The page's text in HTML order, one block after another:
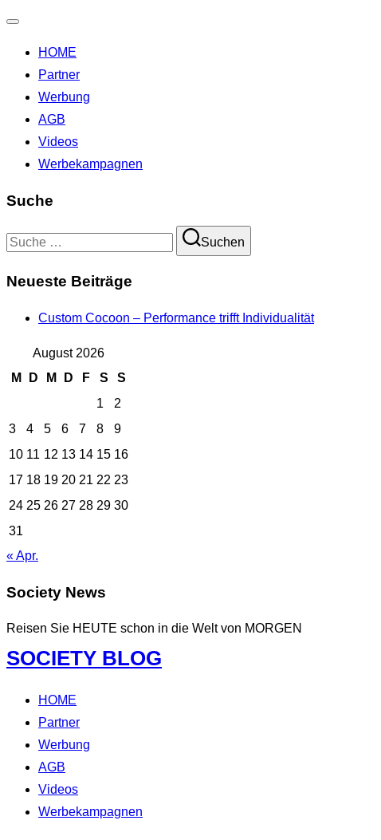
umschalten
HOME
Partner
Werbung
AGB
Videos
Werbekampagnen
Suche
Suchen
Suchen
Neueste Beiträge
Custom Cocoon – Performance trifft Individualität
August 2026
M
D M D F S
S
1
2
3
4 5 6 7 8
9
10 11 12 13 14 15 16
17 18 19 20 21 22 23
24 25 26 27 28 29 30
31
« Apr.
Society News
Reisen Sie HEUTE schon in die Welt von MORGEN
Zum
Inhalt
springen
SOCIETY BLOG
HOME
Partner
Werbung
AGB
Videos
Werbekampagnen